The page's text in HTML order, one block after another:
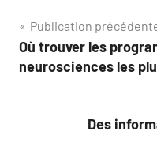
Navigation
de
Publication
Où trouver les
neurosciences les
Des